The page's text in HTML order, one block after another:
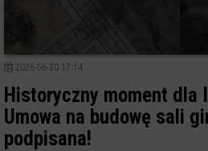
2026-06-30 17:14
Historyczny moment dla
Umowa na budowę sali
podpisana!